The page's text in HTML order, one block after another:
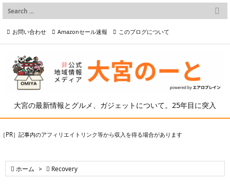
大宮の最新情報とグルメ、ガジェットについて。25年目に突入

メニュー

検索
お問い合わせ Amazonセール速報 このブログについて
プライバシーポリシー等
［PR］記事内のアフィリエイトリンク等から収入を得る場合があります
 ホーム >  Recovery